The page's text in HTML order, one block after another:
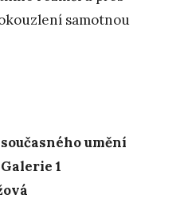
samotnou
umění
Galerie 1